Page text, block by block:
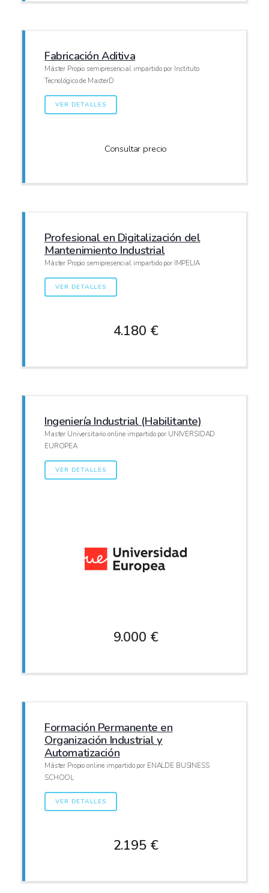
Fabricación Aditiva
Máster Propio semipresencial impartido por Instituto
Tecnológico de MasterD
VER DETALLES
Consultar precio
Profesional en Digitalización del
Mantenimiento Industrial
Máster Propio semipresencial impartido por IMPELIA
VER DETALLES
4.180 €
Ingeniería Industrial (Habilitante)
Master Universitario online impartido por UNIVERSIDAD
EUROPEA
VER DETALLES
9.000 €
Formación Permanente en
Organización Industrial y
Automatización
Máster Propio online impartido por ENALDE BUSINESS
SCHOOL
VER DETALLES
2.195 €